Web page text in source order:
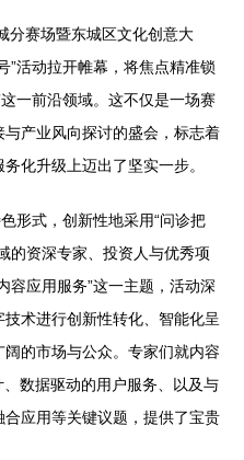
分赛场暨东城区文化创意大
”活动拉开帷幕，将焦点精准锁
一前沿领域。这不仅是一场赛
产业风向探讨的盛会，标志着
化升级上迈出了坚实一步。
形式，创新性地采用“问诊把
的资深专家、投资人与优秀项
容应用服务”这一主题，活动深
术进行创新性转化、智能化呈
的市场与公众。专家们就内容
数据驱动的用户服务、以及与
应用等关键议题，提供了宝贵